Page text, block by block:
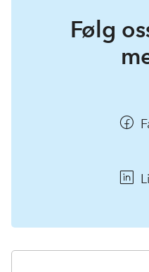
Følg